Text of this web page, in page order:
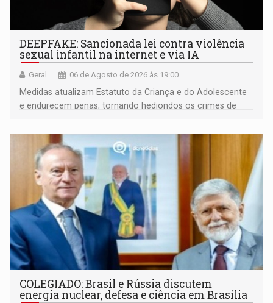
DEEPFAKE: Sancionada lei contra violência
sexual infantil na internet e via IA
Geral 06 de Agosto de 2026 às 19:00
Medidas atualizam Estatuto da Criança e do Adolescente
e endurecem penas, tornando hediondos os crimes de
COLEGIADO: Brasil e Rússia discutem
energia nuclear, defesa e ciência em Brasília